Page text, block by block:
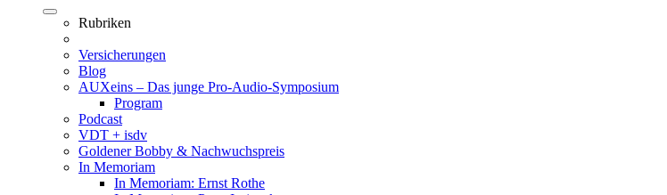
Rubriken
Versicherungen
Blog
AUXeins – Das junge Pro-Audio-Symposium
Program
Podcast
VDT + isdv
Goldener Bobby & Nachwuchspreis
In Memoriam
In Memoriam: Ernst Rothe